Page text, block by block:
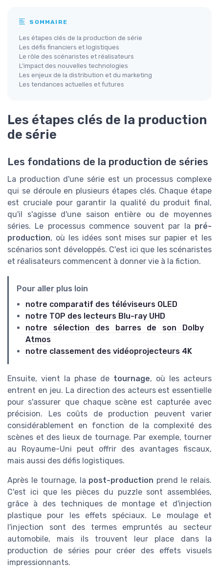
SOMMAIRE
Les étapes clés de la production de série
Les défis financiers et logistiques
Le rôle des scénaristes et réalisateurs
L'impact des nouvelles technologies
Les enjeux de la distribution et du marketing
Les tendances actuelles et futures
Les étapes clés de la production
de série
Les fondations de la production de séries
La production d'une série est un processus complexe
qui se déroule en plusieurs étapes clés. Chaque étape
est cruciale pour garantir la qualité du produit final,
qu'il s'agisse d'une saison entière ou de moyennes
séries. Le processus commence souvent par la pré-
production, où les idées sont mises sur papier et les
scénarios sont développés. C'est ici que les scénaristes
et réalisateurs commencent à donner vie à la fiction.
Pour aller plus loin
notre comparatif des téléviseurs OLED
notre TOP des lecteurs Blu-ray UHD
notre sélection des barres de son Dolby
Atmos
notre classement des vidéoprojecteurs 4K
Ensuite, vient la phase de tournage, où les acteurs
entrent en jeu. La direction des acteurs est essentielle
pour s'assurer que chaque scène est capturée avec
précision. Les coûts de production peuvent varier
considérablement en fonction de la complexité des
scènes et des lieux de tournage. Par exemple, tourner
au Royaume-Uni peut offrir des avantages fiscaux,
mais aussi des défis logistiques.
Après le tournage, la post-production prend le relais.
C'est ici que les pièces du puzzle sont assemblées,
grâce à des techniques de montage et d'injection
plastique pour les effets spéciaux. Le moulage et
l'injection sont des termes empruntés au secteur
automobile, mais ils trouvent leur place dans la
production de séries pour créer des effets visuels
impressionnants.